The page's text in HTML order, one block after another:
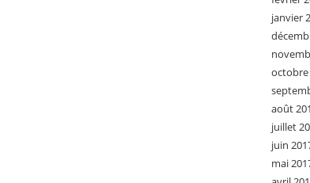
janvier
octobre
août
juillet
juin
mai